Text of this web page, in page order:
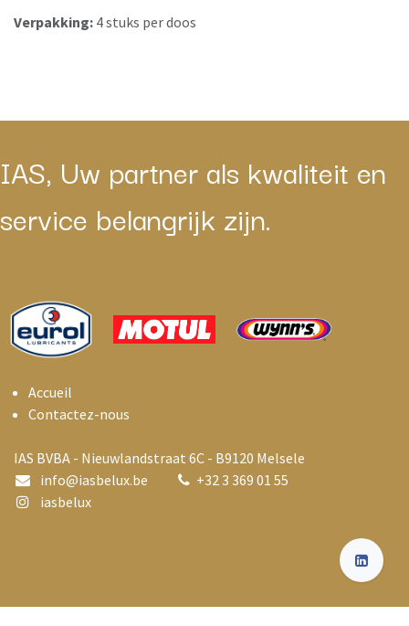
Verpakking: 4 stuks per doos
IAS, Uw partner als kwaliteit en
service belangrijk zijn.
Accueil
Contactez-nous
IAS BVBA - Nieuwlandstraat 6C - B9120 Melsele
info@iasbelux.be +32 3 369 01 55
iasbelux